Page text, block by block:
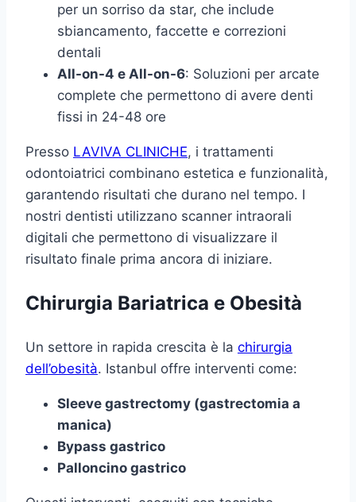
per un sorriso da star, che include
sbiancamento, faccette e correzioni
dentali
All-on-4 e All-on-6: Soluzioni per arcate
complete che permettono di avere denti
fissi in 24-48 ore
Presso LAVIVA CLINICHE, i trattamenti
odontoiatrici combinano estetica e funzionalità,
garantendo risultati che durano nel tempo. I
nostri dentisti utilizzano scanner intraorali
digitali che permettono di visualizzare il
risultato finale prima ancora di iniziare.
Chirurgia Bariatrica e Obesità
Un settore in rapida crescita è la chirurgia
dell’obesità. Istanbul offre interventi come:
Sleeve gastrectomy (gastrectomia a
manica)
Bypass gastrico
Palloncino gastrico